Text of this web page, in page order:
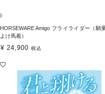
HORSEWARE Amigo フライライダー（騎
よけ馬着）
¥ 24,900 税込